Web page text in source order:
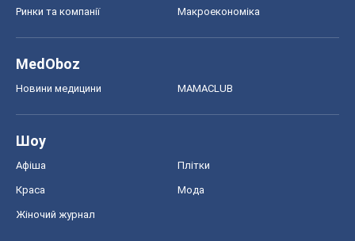
Ринки та компанії Макроекономіка
MedOboz
Новини медицини MAMACLUB
Шоу
Афіша Плітки
Краса Мода
Жіночий журнал